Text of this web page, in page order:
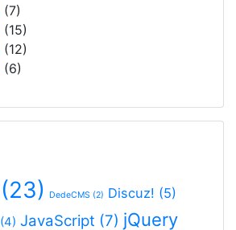
(7)
(15)
(12)
(6)
(23) DedeCMS (2) Discuz! (5)
(4) JavaScript (7) jQuery